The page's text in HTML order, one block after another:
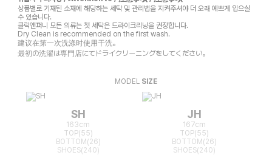
상품별로 기재된 소재에 해당하는 세탁 및 관리법을 지켜주셔야 더 오래 예쁘게 입으실
수 있습니다.
클릭앤퍼니 모든 의류는 첫 세탁은 드라이크리닝을 권장합니다.
Dry Clean is recommended on the first wash.
建议在第一次洗涤时使用干洗。
最初の洗濯は専門店にてドライクリーニングをしてください。
MODEL SIZE
SH
163cm
TOP(55)
BOTTOM(26)
SHOES(240)
JH
167cm
TOP(55)
BOTTOM(26)
SHOES(240)